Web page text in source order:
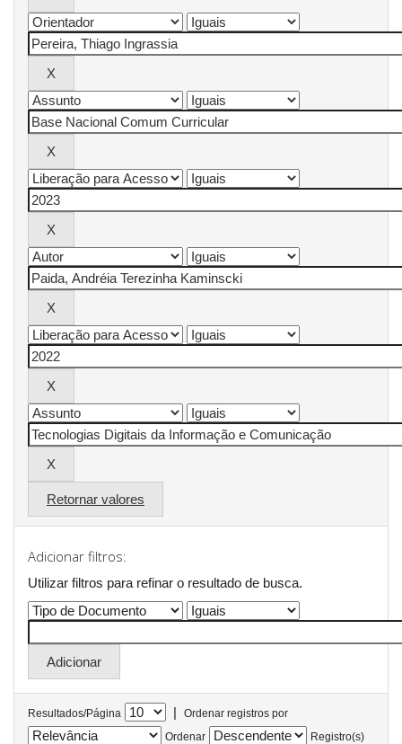
Retornar valores
Adicionar filtros:
Utilizar filtros para refinar o resultado de busca.
Resultados/Página |
Ordenar registros por
Ordenar
Registro(s)